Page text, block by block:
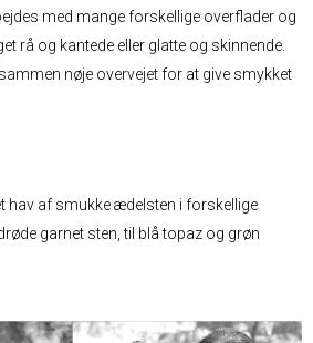
med mange forskellige overflader og
rå og kantede eller glatte og skinnende.
nøje overvejet for at give smykket
hav af smukke ædelsten i forskellige
garnet sten, til blå topaz og grøn